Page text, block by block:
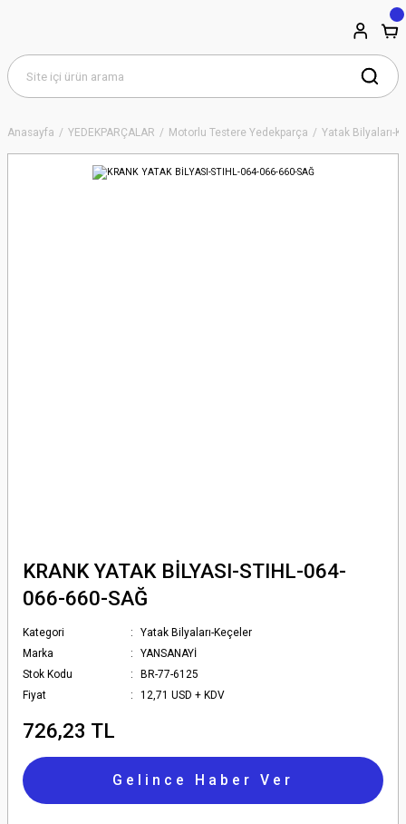
Anasayfa YEDEKPARÇALAR Motorlu Testere Yedekparça Yatak Bilyaları-
KRANK YATAK BİLYASI-STIHL-064-
066-660-SAĞ
Kategori
Yatak Bilyaları-Keçeler
Marka
YANSANAYİ
Stok Kodu
BR-77-6125
Fiyat
12,71 USD + KDV
726,23 TL
Gelince Haber Ver